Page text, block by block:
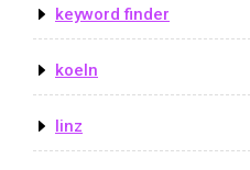
keyword finder
koeln
linz